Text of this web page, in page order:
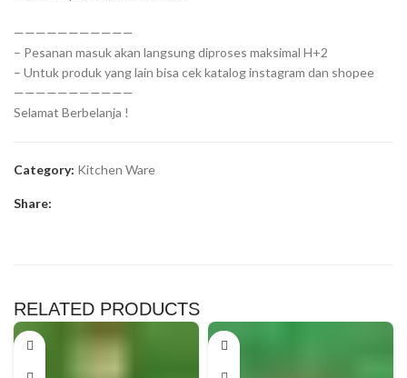
———————————
– Pesanan masuk akan langsung diproses maksimal H+2
– Untuk produk yang lain bisa cek katalog instagram dan shopee
———————————
Selamat Berbelanja !
Category: Kitchen Ware
Share:
RELATED PRODUCTS